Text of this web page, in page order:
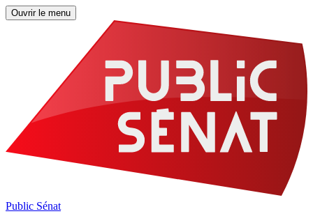
Ouvrir le menu
Public Sénat